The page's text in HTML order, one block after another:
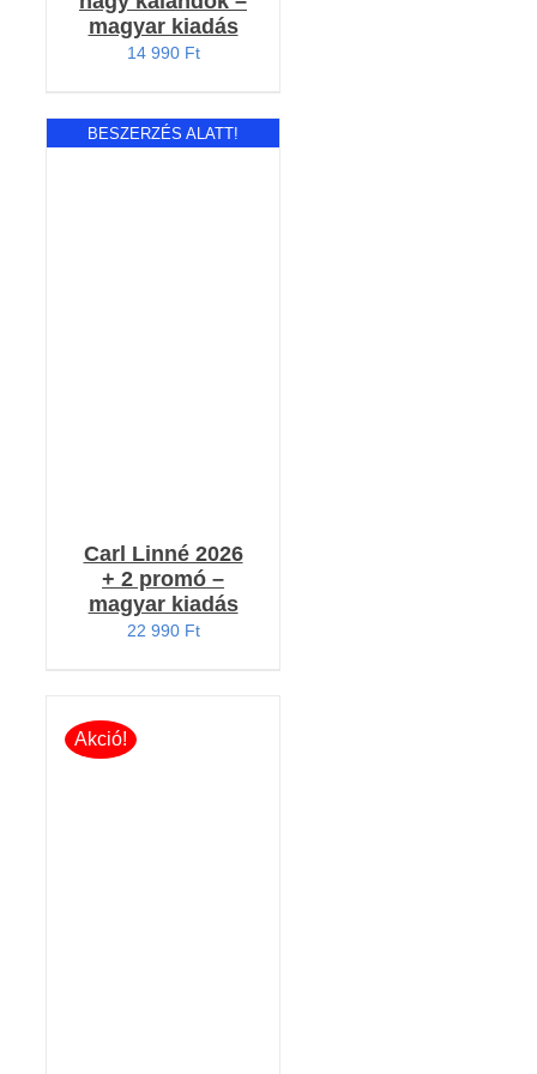
magyar kiadás
14 990 Ft
BESZERZÉS ALATT!
Carl Linné 2026
+ 2 promó –
magyar kiadás
22 990 Ft
Akció!